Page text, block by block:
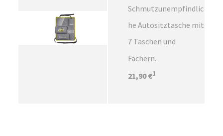
Schmutzunempfindlic
he Autositztasche mit
7 Taschen und
Fächern.
21,90 €1